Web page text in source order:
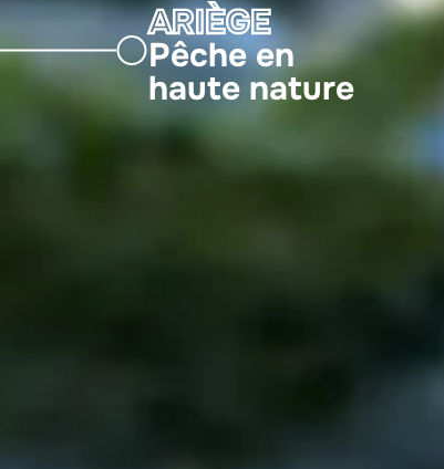
ARIÈGE
Pêche en
haute nature